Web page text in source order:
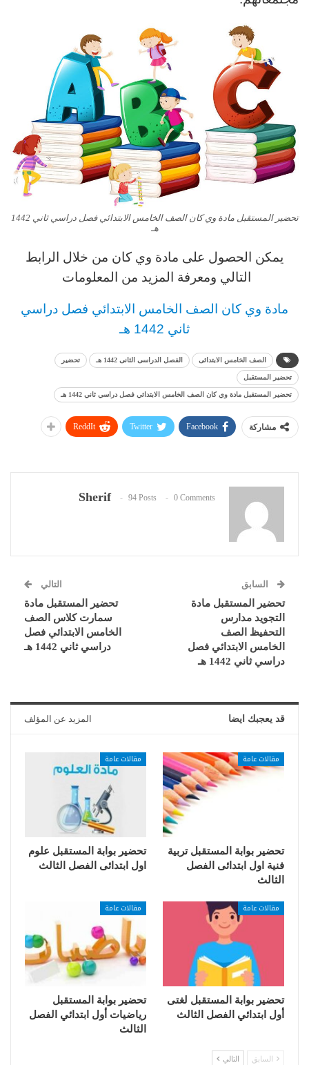
تحضير المستقبل مادة وي كان الصف الخامس الابتدائي فصل دراسي ثاني 1442
هـ
يمكن الحصول على مادة وي كان من خلال الرابط
التالي ومعرفة المزيد من المعلومات
مادة وي كان الصف الخامس الابتدائي فصل دراسي
ثاني 1442 هـ
الصف الخامس الابتدائى الفصل الدراسى الثانى 1442 هـ تحضير
تحضير المستقبل
تحضير المستقبل مادة وي كان الصف الخامس الابتدائي فصل دراسي ثاني 1442 هـ
مشاركة Facebook
Twitter
ReddIt
Sherif 94 Posts 0 Comments
السابق
تحضير المستقبل مادة
التجويد مدارس
التحفيظ الصف
الخامس الابتدائي فصل
دراسي ثاني 1442 هـ
التالي
تحضير المستقبل مادة
سمارت كلاس الصف
الخامس الابتدائي فصل
دراسي ثاني 1442 هـ
قد يعجبك ايضا المزيد عن المؤلف
مقالات عامة
تحضير بوابة المستقبل تربية
فنية اول ابتدائى الفصل
الثالث
مقالات عامة
تحضير بوابة المستقبل علوم
اول ابتدائى الفصل الثالث
مقالات عامة
تحضير بوابة المستقبل لغتى
أول ابتدائي الفصل الثالث
مقالات عامة
تحضير بوابة المستقبل
رياضيات أول ابتدائي الفصل
الثالث
السابق التالي